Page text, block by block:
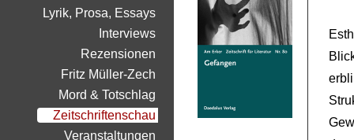
Lyrik, Prosa, Essays
Interviews
Rezensionen
Fritz Müller-Zech
Mord & Totschlag
Zeitschriftenschau
Veranstaltungen